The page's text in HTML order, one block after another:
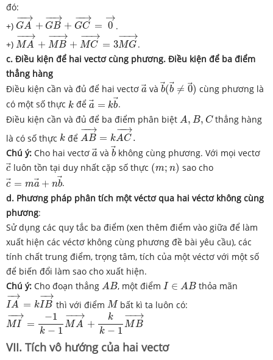
đó:
+)
−
−→
GA +
−
−→
GB +
−
−→
GC =
→
0
GA→ +GB→ +GC→ =0→
.
+)
−
−→
MA +
−−→
MB +
−−→
MC = 3
−−→
MG
MA→ +MB→ +MC→ = 3MG→
.
c. Điều kiện để hai vectơ cùng phương. Điều kiện để ba điểm
thẳng hàng
Điều kiện cần và đủ để hai vectơ a
a →
và b(b ≠ 0)
b→ b →
cùng phương là
có một số thực k
k để a = kb
a→=kb→
.
Điều kiện cần và đủ để ba điểm phân biệt A, B, C
A B,C
thẳng hàng
là có số thực k
k để
−
−→
AB = k
−
−→
AC .
AB→=kAC→.
Chú ý: Cho hai vectơ a
a →
và b
b→
không cùng phương. Với mọi vectơ
c
c →
luôn tồn tại duy nhất cặp số thực (m; n)
(m;n) sao cho
c = ma + nb
c →=ma→+nb→
.
d. Phương pháp phân tích một véctơ qua hai véctơ không cùng
phương:
Sử dụng các quy tắc ba điểm (xen thêm điểm vào giữa để làm
xuất hiện các véctơ không cùng phương đề bài yêu cầu), các
tính chất trung điểm, trọng tâm, tích của một véctơ với một số
để biến đổi làm sao cho xuất hiện.
Chú ý: Cho đoạn thẳng AB
A B , một điểm I ∈ AB
I∈A B thỏa mãn
−→
IA = k
−→
IB
IA→= kIB→
thì với điểm M
Mbất kì ta luôn có:
−
−→
MI =
−1
k − 1
−
−→
MA +
k
k − 1
−−→
MB
MI→ =−1k−1MA→+kk−1 MB→
VII. Tích vô hướng của hai vectơ